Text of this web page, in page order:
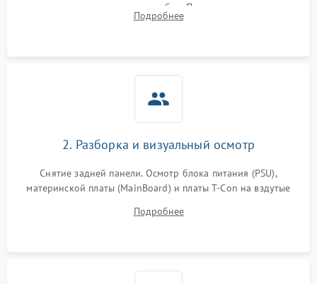
подсветки и индикаторов ошибок. Подключение тестовых
источников сигнала для выявления симптомов поломки.
Подробнее
2. Разборка и визуальный осмотр
Снятие задней панели. Осмотр блока питания (PSU),
материнской платы (MainBoard) и платы T-Con на вздутые
Проверка надежности фиксации и целостности шлейфов.
Подробнее